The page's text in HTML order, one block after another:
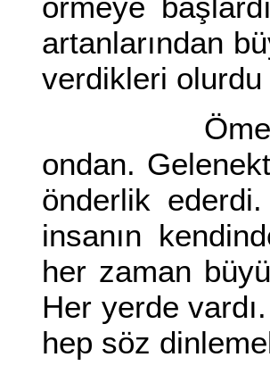
artanlarından
verdikleri olurdu
Ömer evin
ondan.
önderlik
insanın
her zaman
Her yerde
hep söz